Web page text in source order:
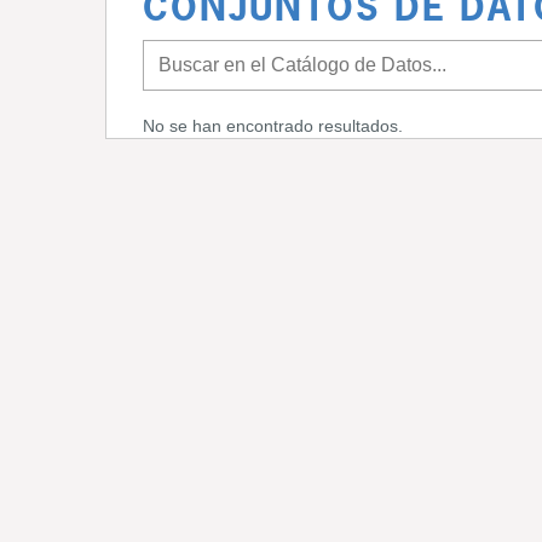
CONJUNTOS DE
No se han encontrado resultados.